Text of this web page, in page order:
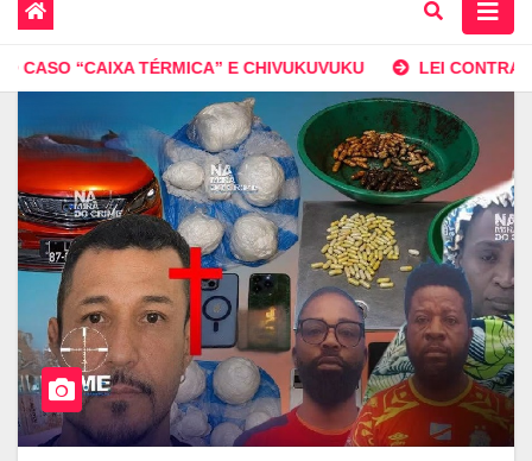
E CHIVUKUVUKU LEI CONTRA AS FAKE NEWS